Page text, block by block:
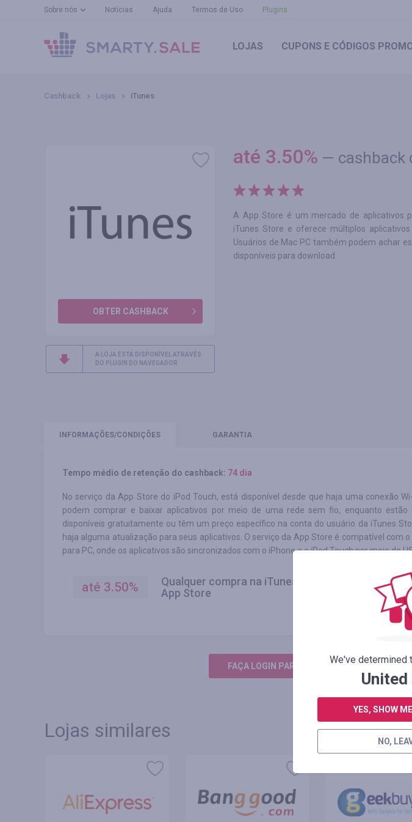
Sobre nós Notícias Ajuda Termos de Uso Plugins
LOJAS CUPONS E CÓDIGOS
Cashback Lojas iTunes
OBTER CASHBACK
A LOJA ESTÁ DISPONÍVEL ATRAVÉS
DO PLUGIN DO NAVEGADOR
até 3.50% — cashback
A App Store é um mercado de aplicativos
iTunes Store e oferece múltiplos
Usuários de Mac PC também podem achar
disponíveis para download.
INFORMAÇÕES/CONDIÇÕES GARANTIA
Tempo médio de retenção do cashback: 74 dia
No serviço da App Store do iPod Touch, está disponível desde que haja uma conexão
podem comprar e baixar aplicativos por meio de uma rede sem fio, enquanto estão
disponíveis gratuitamente ou têm um preço específico na conta do usuário da iTunes
haja alguma atualização para seus aplicativos. O serviço da App Store é compatível com
para PC, onde os aplicativos são sincronizados com o iPhone e o iPod Touch por meio de
até 3.50%
Qualquer compra na iTunes,
App Store
FAÇA LOGIN PARA DEIXAR UM COMENTÁRIO
Lojas similares
We've determined
YES, SHOW
NO,